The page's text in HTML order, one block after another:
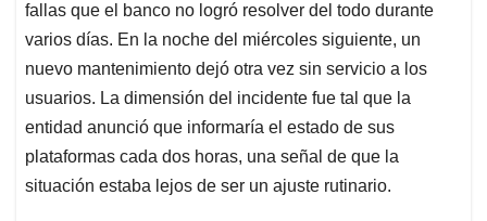
fallas que el banco no logró resolver del todo durante
varios días. En la noche del miércoles siguiente, un
nuevo mantenimiento dejó otra vez sin servicio a los
usuarios. La dimensión del incidente fue tal que la
entidad anunció que informaría el estado de sus
plataformas cada dos horas, una señal de que la
situación estaba lejos de ser un ajuste rutinario.